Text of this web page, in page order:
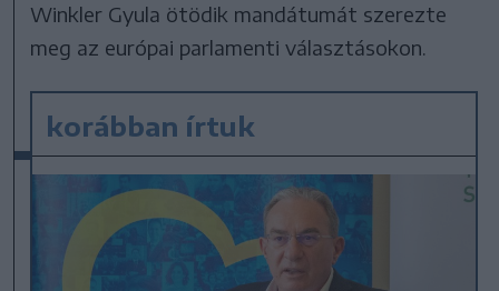
Winkler Gyula ötödik mandátumát szerezte
meg az európai parlamenti választásokon.
korábban írtuk